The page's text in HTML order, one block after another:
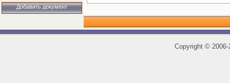
Добавить документ
Copyright ©